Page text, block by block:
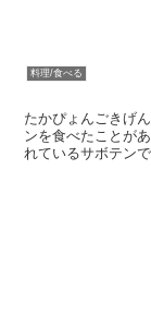
料理/食べる
たかぴょんごきげ
ンを食べたことが
れているサボテン
ではないでしょう